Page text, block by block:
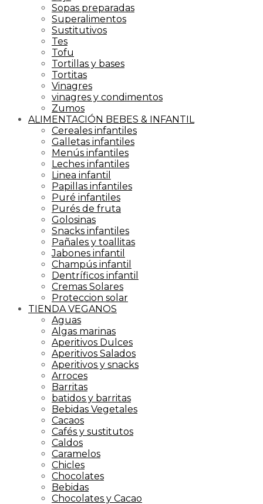
Sopas preparadas
Superalimentos
Sustitutivos
Tes
Tofu
Tortillas y bases
Tortitas
Vinagres
vinagres y condimentos
Zumos
ALIMENTACIÓN BEBES & INFANTIL
Cereales infantiles
Galletas infantiles
Menús infantiles
Leches infantiles
Linea infantil
Papillas infantiles
Puré infantiles
Purés de fruta
Golosinas
Snacks infantiles
Pañales y toallitas
Jabones infantil
Champús infantil
Dentríficos infantil
Cremas Solares
Proteccion solar
TIENDA VEGANOS
Aguas
Algas marinas
Aperitivos Dulces
Aperitivos Salados
Aperitivos y snacks
Arroces
Barritas
batidos y barritas
Bebidas Vegetales
Cacaos
Cafés y sustitutos
Caldos
Caramelos
Chicles
Chocolates
Bebidas
Chocolates y Cacao